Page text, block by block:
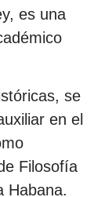
es una
se
en el
Filosofía
Habana.